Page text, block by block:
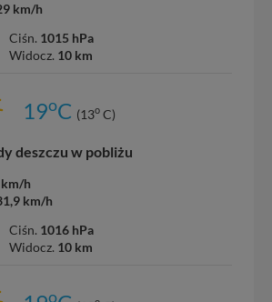
km/h
Ciśn. 1015 hPa
Widocz. 10 km
19oC (13o C)
deszczu w pobliżu
h
km/h
Ciśn. 1016 hPa
Widocz. 10 km
o